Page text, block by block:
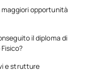
maggiori opportunità
il diploma di
e strutture